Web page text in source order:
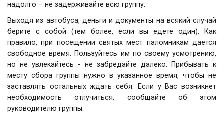
надолго – не задерживайте всю группу.
Выходя из автобуса, деньги и документы на всякий случай
берите с собой (тем более, если вы едете один). Как
правило, при посещении святых мест паломникам дается
свободное время. Пользуйтесь им по своему усмотрению,
но не увлекайтесь - не забредайте далеко. Прибывать к
месту сбора группы нужно в указанное время, чтобы не
заставлять остальных ждать себя. Если у Вас возникнет
необходимость отлучиться, сообщайте об этом
руководителю группы.